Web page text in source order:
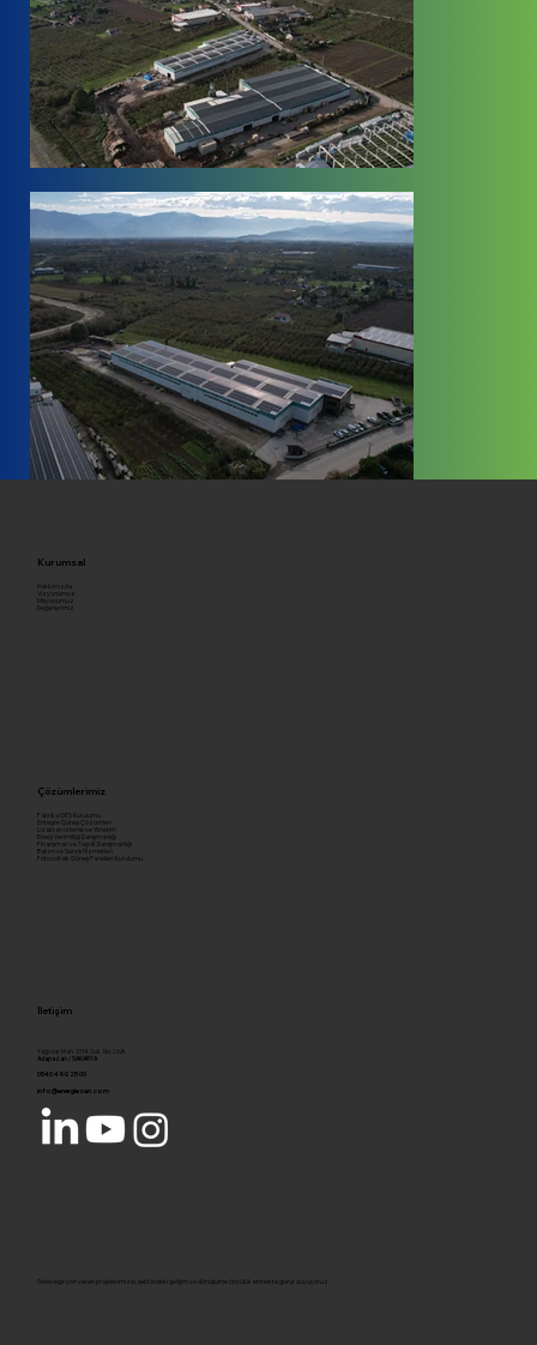
Çözümlerimiz
Fabrika GES Kurulumu
Entegre Güneş Çözümleri
Uzaktan İzleme ve Yönetim
Enerji Verimliliği Danışmanlığı
Finansman ve Teşvik Danışmanlığı
Bakım ve Servis Hizmetleri
Fotovoltaik Güneş Panelleri Kurulumu
Geleceğe yön veren projelerimizle, sektördeki gelişim ve dönüşüme öncülük etmekte gurur duyuyoruz.
Kurumsal
Hakkımızda
Vizyonumuz
Misyonumuz
Değerlerimiz
İletişim
Yağcılar Mah. 1314. Sok. No:26/A
Adapazarı / SAKARYA
0540 490 25 00
info@energiesan.com